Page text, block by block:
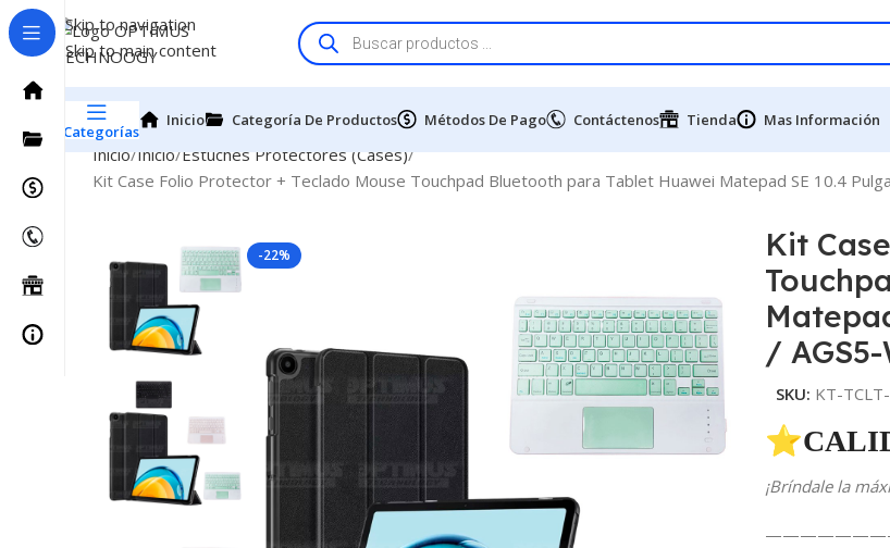
Skip to navigation
Skip to main content
Categorías
Inicio Categoría De Productos Métodos De Pago Contáctenos Tienda Mas Información
Inicio Inicio Estuches Protectores (Cases)
Kit Case Folio Protector + Teclado Mouse Touchpad Bluetooth para Tablet Huawei Matepad SE 10.4
-22%
Kit
/ AGS5-
SKU: KT-
¡Bríndale la